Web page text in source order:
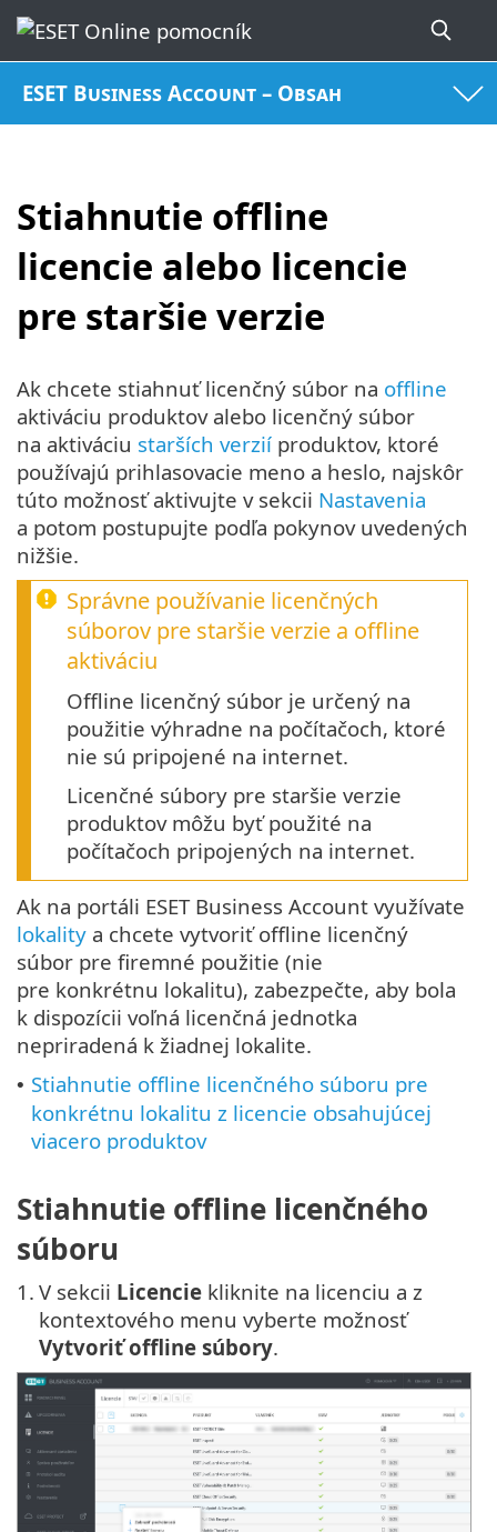
ESET Business Account – Obsah
Stiahnutie offline
licencie alebo licencie
pre staršie verzie
Ak chcete stiahnuť licenčný súbor na offline
aktiváciu produktov alebo licenčný súbor
na aktiváciu starších verzií produktov, ktoré
používajú prihlasovacie meno a heslo, najskôr
túto možnosť aktivujte v sekcii Nastavenia
a potom postupujte podľa pokynov uvedených
nižšie.
Správne používanie licenčných
súborov pre staršie verzie a offline
aktiváciu
Offline licenčný súbor je určený na
použitie výhradne na počítačoch, ktoré
nie sú pripojené na internet.
Licenčné súbory pre staršie verzie
produktov môžu byť použité na
počítačoch pripojených na internet.
Ak na portáli ESET Business Account využívate
lokality a chcete vytvoriť offline licenčný
súbor pre firemné použitie (nie
pre konkrétnu lokalitu), zabezpečte, aby bola
k dispozícii voľná licenčná jednotka
nepriradená k žiadnej lokalite.
• Stiahnutie offline licenčného súboru pre
konkrétnu lokalitu z licencie obsahujúcej
viacero produktov
Stiahnutie offline licenčného
súboru
1. V sekcii Licencie kliknite na licenciu a z
kontextového menu vyberte možnosť
Vytvoriť offline súbory.